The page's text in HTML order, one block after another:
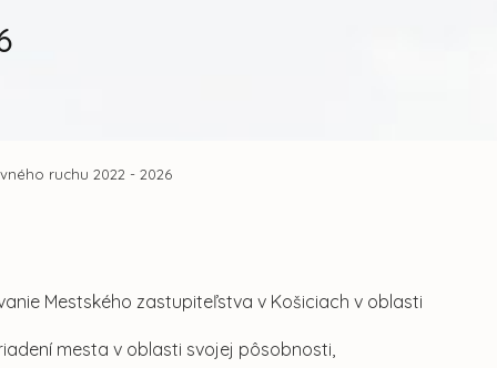
ruchu 2022 - 2026
Mestského zastupiteľstva v Košiciach v oblasti
mesta v oblasti svojej pôsobnosti,